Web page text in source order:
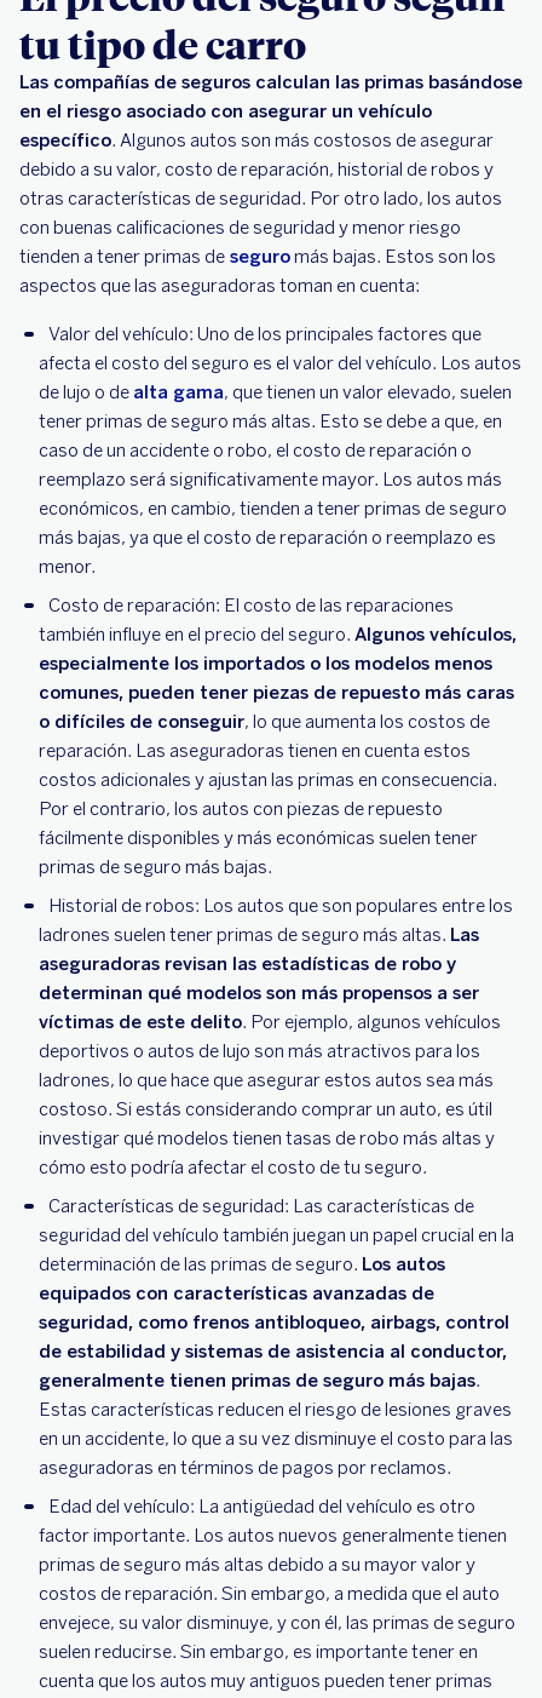
tu tipo de carro
Las compañías de seguros calculan las primas basándose
en el riesgo asociado con asegurar un vehículo
específico. Algunos autos son más costosos de asegurar
debido a su valor, costo de reparación, historial de robos y
otras características de seguridad. Por otro lado, los autos
con buenas calificaciones de seguridad y menor riesgo
tienden a tener primas de seguromás bajas. Estos son los
aspectos que las aseguradoras toman en cuenta:
Valor del vehículo: Uno de los principales factores que
afecta el costo del seguro es el valor del vehículo. Los autos
de lujo o de alta gama, que tienen un valor elevado, suelen
tener primas de seguro más altas. Esto se debe a que, en
caso de un accidente o robo, el costo de reparación o
reemplazo será significativamente mayor. Los autos más
económicos, en cambio, tienden a tener primas de seguro
más bajas, ya que el costo de reparación o reemplazo es
menor.
Costo de reparación: El costo de las reparaciones
también influye en el precio del seguro. Algunos vehículos,
especialmente los importados o los modelos menos
comunes, pueden tener piezas de repuesto más caras
o difíciles de conseguir, lo que aumenta los costos de
reparación. Las aseguradoras tienen en cuenta estos
costos adicionales y ajustan las primas en consecuencia.
Por el contrario, los autos con piezas de repuesto
fácilmente disponibles y más económicas suelen tener
primas de seguro más bajas.
Historial de robos: Los autos que son populares entre los
ladrones suelen tener primas de seguro más altas. Las
aseguradoras revisan las estadísticas de robo y
determinan qué modelos son más propensos a ser
víctimas de este delito. Por ejemplo, algunos vehículos
deportivos o autos de lujo son más atractivos para los
ladrones, lo que hace que asegurar estos autos sea más
costoso. Si estás considerando comprar un auto, es útil
investigar qué modelos tienen tasas de robo más altas y
cómo esto podría afectar el costo de tu seguro.
Características de seguridad: Las características de
seguridad del vehículo también juegan un papel crucial en la
determinación de las primas de seguro. Los autos
equipados con características avanzadas de
seguridad, como frenos antibloqueo, airbags, control
de estabilidad y sistemas de asistencia al conductor,
generalmente tienen primas de seguro más bajas.
Estas características reducen el riesgo de lesiones graves
en un accidente, lo que a su vez disminuye el costo para las
aseguradoras en términos de pagos por reclamos.
Edad del vehículo: La antigüedad del vehículo es otro
factor importante. Los autos nuevos generalmente tienen
primas de seguro más altas debido a su mayor valor y
costos de reparación. Sin embargo, a medida que el auto
envejece, su valor disminuye, y con él, las primas de seguro
suelen reducirse. Sin embargo, es importante tener en
cuenta que los autos muy antiguos pueden tener primas